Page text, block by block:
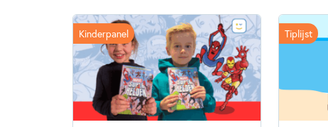
Kinderpanel Tiplijst